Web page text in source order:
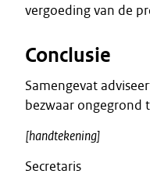
vergoeding van de
Conclusie
Samengevat
bezwaar ongegrond
[handtekening]
Secretaris